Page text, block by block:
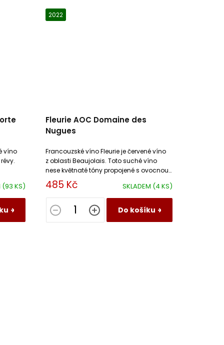
(93 KS)
víno
a
2022
Fleurie AOC Domaine des
Nugues
SKLADEM (4 KS)
485 Kč
Do košíku
Francouzské víno Fleurie je červené víno
z oblasti Beaujolais. Toto suché víno
nese květnaté tóny propojené s ovocnou
vůní třešní na jemném minerálním
podtextu.